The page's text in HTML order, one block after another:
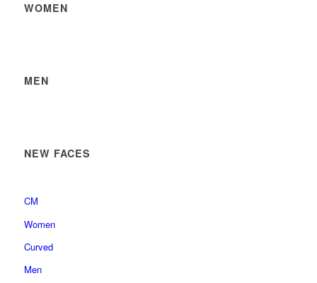
WOMEN
MEN
NEW FACES
CM
Women
Curved
Men